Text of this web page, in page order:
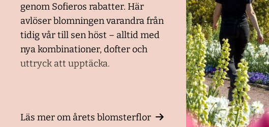
genom Sofieros rabatter. Här
avlöser blomningen varandra från
tidig vår till sen höst – alltid med
nya kombinationer, dofter och
uttryck att upptäcka.
Läs mer om årets blomsterflor